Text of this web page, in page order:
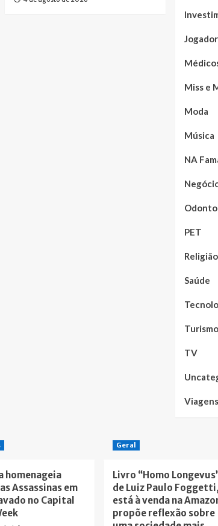
Miss e
Moda
Música
NA
Odonto
PET
Religião
Saúde
Turismo
TV
Viagens
homenageia
Assassinas em
no Capital
Geral
Livro “Homo
de Luiz Paulo
está à venda na
propõe reflexão sobre